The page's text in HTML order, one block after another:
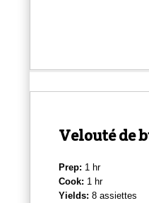
Velouté de
Prep: 1 hr
Cook: 1 hr
Yields: 8 assiettes